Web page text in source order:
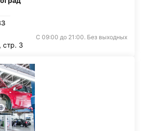
С 09:00 до 21:00. Без выходных
стр. 3